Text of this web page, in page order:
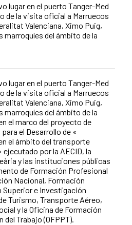
lugar en el puerto Tanger-Med
de la visita oficial a Marruecos
Valenciana, Ximo Puig,
del ámbito de la
lugar en el puerto Tanger-Med
de la visita oficial a Marruecos
Valenciana, Ximo Puig,
del ámbito de la
el marco del proyecto de
el Desarrollo de «
el ámbito del transporte
por la AECID, la
y las instituciones públicas
de Formación Profesional
Nacional, Formación
Superior e Investigación
Turismo, Transporte Aéreo,
y la Oficina de Formación
Trabajo (OFPPT).